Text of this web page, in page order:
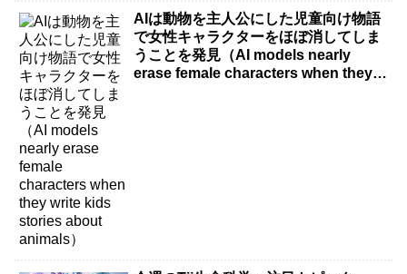
AIは動物を主人公にした児童向け物語
で女性キャラクターをほぼ消してしま
うことを発見（AI models nearly
erase female characters when they